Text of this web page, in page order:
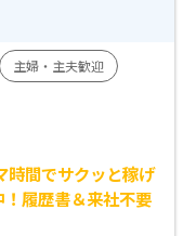
主婦・主夫歓迎
間でサクッと稼げ
履歴書＆来社不要